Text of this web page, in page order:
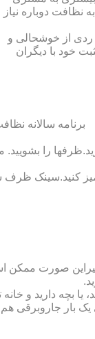
دوباره نیاز
از خوشحالی و
خود با دیگران
برنامه سالانه
را
کنید.سینک
صورت ممکن
یا بچه دارید و
یک بار جاروبرقی